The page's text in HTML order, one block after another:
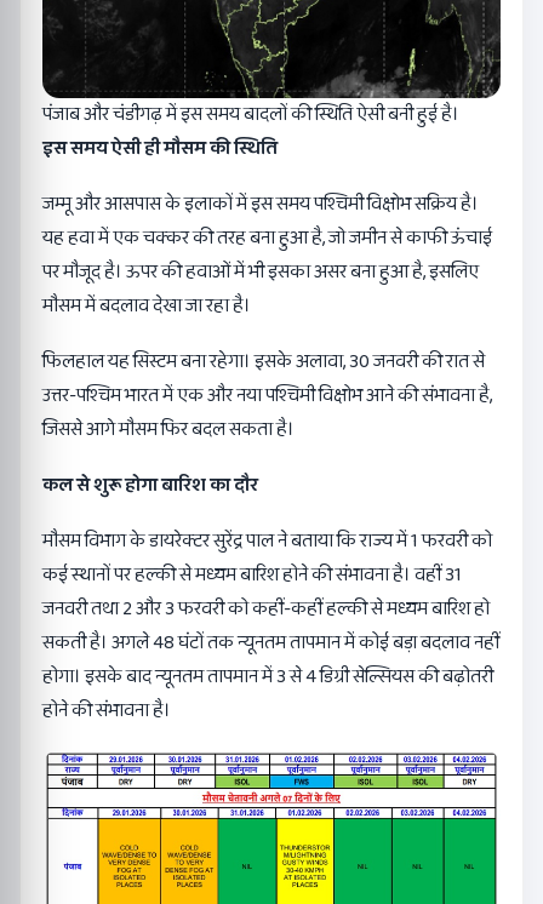
पंजाब और चंडीगढ़ में इस समय बादलों की स्थिति ऐसी बनी हुई है।
इस समय ऐसी ही मौसम की स्थिति
जम्मू और आसपास के इलाकों में इस समय पश्चिमी विक्षोभ सक्रिय है।
यह हवा में एक चक्कर की तरह बना हुआ है, जो जमीन से काफी ऊंचाई
पर मौजूद है। ऊपर की हवाओं में भी इसका असर बना हुआ है, इसलिए
मौसम में बदलाव देखा जा रहा है।
फिलहाल यह सिस्टम बना रहेगा। इसके अलावा, 30 जनवरी की रात से
उत्तर-पश्चिम भारत में एक और नया पश्चिमी विक्षोभ आने की संभावना है,
जिससे आगे मौसम फिर बदल सकता है।
कल से शुरू होगा बारिश का दौर
मौसम विभाग के डायरेक्टर सुरेंद्र पाल ने बताया कि राज्य में 1 फरवरी को
कई स्थानों पर हल्की से मध्यम बारिश होने की संभावना है। वहीं 31
जनवरी तथा 2 और 3 फरवरी को कहीं-कहीं हल्की से मध्यम बारिश हो
सकती है। अगले 48 घंटों तक न्यूनतम तापमान में कोई बड़ा बदलाव नहीं
होगा। इसके बाद न्यूनतम तापमान में 3 से 4 डिग्री सेल्सियस की बढ़ोतरी
होने की संभावना है।